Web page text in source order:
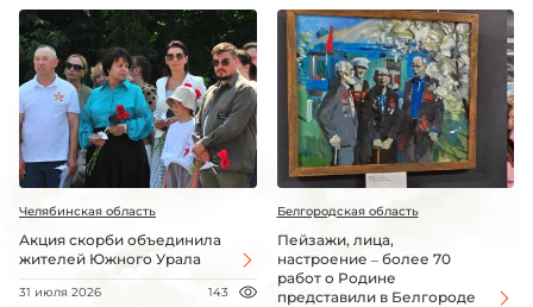
Челябинская область
Акция скорби объединила
жителей Южного Урала
31 июля 2026 143
Белгородская область
Пейзажи, лица,
настроение – более 70
работ о Родине
представили в Белгороде